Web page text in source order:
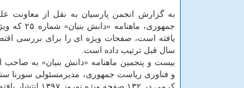
به گزارش انجمن پارسیان به نقل از معاونت
یافته است، صفحات ویژه ای را برای بررسی
سال قبل ترتیب داده است.
بیست و پنجمین ماهنامه «دانش بنیان» به صاحب
و فناوری ریاست جمهوری، مدیرمسئولی سورنا